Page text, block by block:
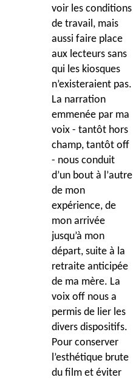
voir les conditions
de travail, mais
aussi faire place
aux lecteurs sans
qui les kiosques
n’existeraient pas.
La narration
emmenée par ma
voix - tantôt hors
champ, tantôt off
- nous conduit
d’un bout à l’autre
de mon
expérience, de
mon arrivée
jusqu’à mon
départ, suite à la
retraite anticipée
de ma mère. La
voix off nous a
permis de lier les
divers dispositifs.
Pour conserver
l’esthétique brute
du film et éviter